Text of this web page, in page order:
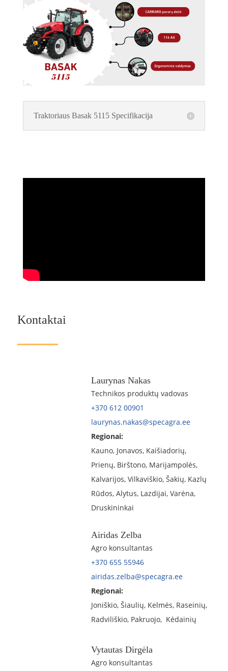
Traktoriaus Basak 5115 Specifikacija
Kontaktai
Laurynas Nakas
Technikos produktų vadovas
+370 612 00901
laurynas.nakas@specagra.ee
Regionai:
Kauno, Jonavos, Kaišiadorių,
Prienų, Birštono, Marijampolės,
Kalvarijos, Vilkaviškio, Šakių, Kazlų
Rūdos, Alytus, Lazdijai, Varėna,
Druskininkai
Airidas Zelba
Agro konsultantas
+370 655 55946
airidas.zelba@specagra.ee
Regionai:
Joniškio, Šiaulių, Kelmės, Raseinių,
Radviliškio, Pakruojo, Kėdainių
Vytautas Dirgėla
Agro konsultantas